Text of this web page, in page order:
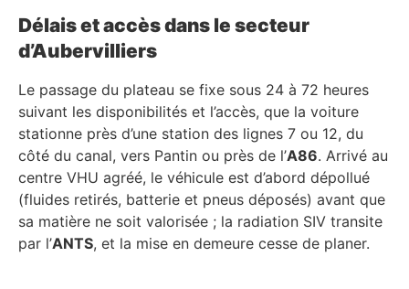
Délais et accès dans le secteur
d’Aubervilliers
Le passage du plateau se fixe sous 24 à 72 heures
suivant les disponibilités et l’accès, que la voiture
stationne près d’une station des lignes 7 ou 12, du
côté du canal, vers Pantin ou près de l’A86. Arrivé au
centre VHU agréé, le véhicule est d’abord dépollué
(fluides retirés, batterie et pneus déposés) avant que
sa matière ne soit valorisée ; la radiation SIV transite
par l’ANTS, et la mise en demeure cesse de planer.